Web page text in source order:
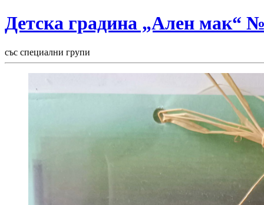
Детска градина „Ален мак“
със специални групи